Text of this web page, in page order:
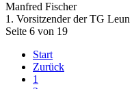
Manfred Fischer
1. Vorsitzender der TG Leun
Seite 6 von 19
Start
Zurück
1